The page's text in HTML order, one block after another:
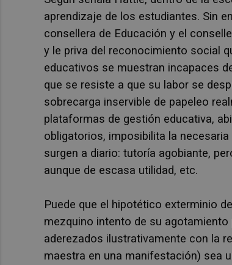
aprendizaje de los estudiantes. Sin
consellera de Educación y el
y le priva del reconocimiento social
educativos se muestran incapaces
que se resiste a que su labor se
sobrecarga inservible de papeleo
plataformas de gestión educativa,
obligatorios, imposibilita la
surgen a diario: tutoría agobiante,
aunque de escasa utilidad, etc.
Puede que el hipotético exterminio
mezquino intento de su
aderezados ilustrativamente con la
maestra en una manifestación) sea